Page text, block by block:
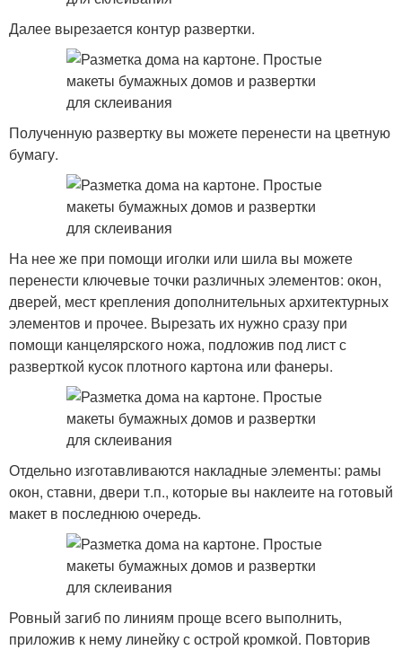
Далее вырезается контур развертки.
Полученную развертку вы можете перенести на цветную
бумагу.
На нее же при помощи иголки или шила вы можете
перенести ключевые точки различных элементов: окон,
дверей, мест крепления дополнительных архитектурных
элементов и прочее. Вырезать их нужно сразу при
помощи канцелярского ножа, подложив под лист с
разверткой кусок плотного картона или фанеры.
Отдельно изготавливаются накладные элементы: рамы
окон, ставни, двери т.п., которые вы наклеите на готовый
макет в последнюю очередь.
Ровный загиб по линиям проще всего выполнить,
приложив к нему линейку с острой кромкой. Повторив